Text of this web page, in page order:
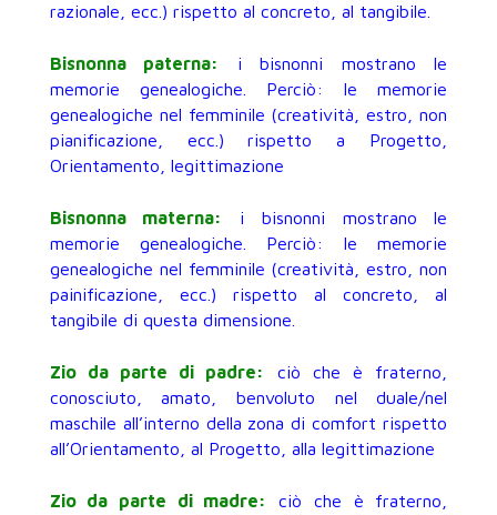
razionale, ecc.) rispetto al concreto, al tangibile.
Bisnonna paterna:
i bisnonni mostrano le
memorie genealogiche. Perciò: le memorie
genealogiche nel femminile (creatività, estro, non
pianificazione, ecc.) rispetto a Progetto,
Orientamento, legittimazione
Bisnonna materna:
i bisnonni mostrano le
memorie genealogiche. Perciò: le memorie
genealogiche nel femminile (creatività, estro, non
painificazione, ecc.) rispetto al concreto, al
tangibile di questa dimensione.
Zio da parte di padre:
ciò che è fraterno,
conosciuto, amato, benvoluto nel duale/nel
maschile all’interno della zona di comfort rispetto
all’Orientamento, al Progetto, alla legittimazione
Zio da parte di madre:
ciò che è fraterno,